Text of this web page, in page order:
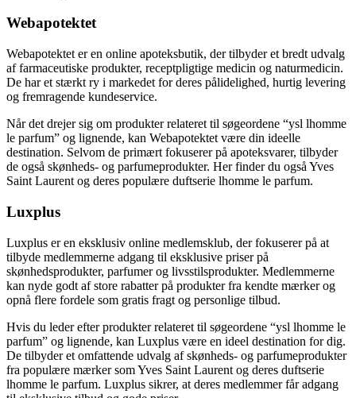
Webapotektet
Webapotektet er en online apoteksbutik, der tilbyder et bredt udvalg
af farmaceutiske produkter, receptpligtige medicin og naturmedicin.
De har et stærkt ry i markedet for deres pålidelighed, hurtig levering
og fremragende kundeservice.
Når det drejer sig om produkter relateret til søgeordene “ysl lhomme
le parfum” og lignende, kan Webapotektet være din ideelle
destination. Selvom de primært fokuserer på apoteksvarer, tilbyder
de også skønheds- og parfumeprodukter. Her finder du også Yves
Saint Laurent og deres populære duftserie lhomme le parfum.
Luxplus
Luxplus er en eksklusiv online medlemsklub, der fokuserer på at
tilbyde medlemmerne adgang til eksklusive priser på
skønhedsprodukter, parfumer og livsstilsprodukter. Medlemmerne
kan nyde godt af store rabatter på produkter fra kendte mærker og
opnå flere fordele som gratis fragt og personlige tilbud.
Hvis du leder efter produkter relateret til søgeordene “ysl lhomme le
parfum” og lignende, kan Luxplus være en ideel destination for dig.
De tilbyder et omfattende udvalg af skønheds- og parfumeprodukter
fra populære mærker som Yves Saint Laurent og deres duftserie
lhomme le parfum. Luxplus sikrer, at deres medlemmer får adgang